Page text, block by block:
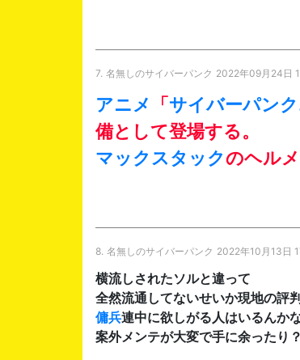
7. 名無しのサイバーパンク 2022年09月24日
アニメ 「サイバーパンク
備として登場する。
マックスタックのヘル
8. 名無しのサイバーパンク 2022年10月13日
横流しされたソルと違って
全然流通してないせいか現地の評
傭兵連中に欲しがる人はいるんか
案外メンテが大変で手に余ったり？